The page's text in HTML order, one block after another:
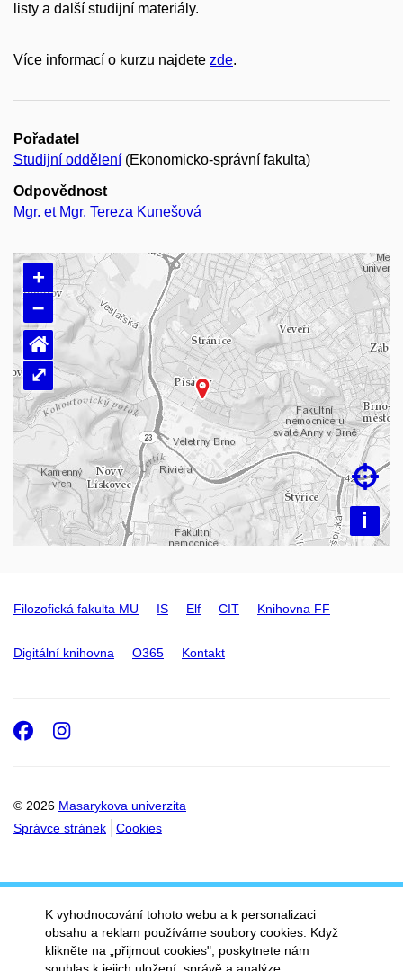
listy a další studijní materiály.
Více informací o kurzu najdete zde.
Pořadatel
Studijní oddělení (Ekonomicko-správní fakulta)
Odpovědnost
Mgr. et Mgr. Tereza Kunešová
Načítám mapu…
+
–
i

⌂
⤢
Filozofická fakulta MU IS Elf CIT Knihovna FF
Digitální knihovna O365 Kontakt
© 2026 Masarykova univerzita
Správce stránek
Cookies
Facebook
Instagram
K vyhodnocování tohoto webu a k personalizaci
obsahu a reklam používáme soubory cookies. Když
klikněte na „přijmout cookies", poskytnete nám